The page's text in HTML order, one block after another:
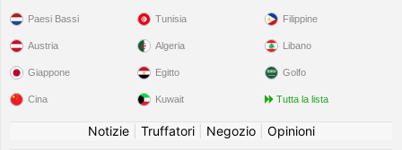
Paesi Bassi
Austria
Giappone
Cina
Tunisia
Algeria
Egitto
Kuwait
Filippine
Libano
Golfo
Tutta la lista
Notizie| Truffatori| Negozio| Opinioni